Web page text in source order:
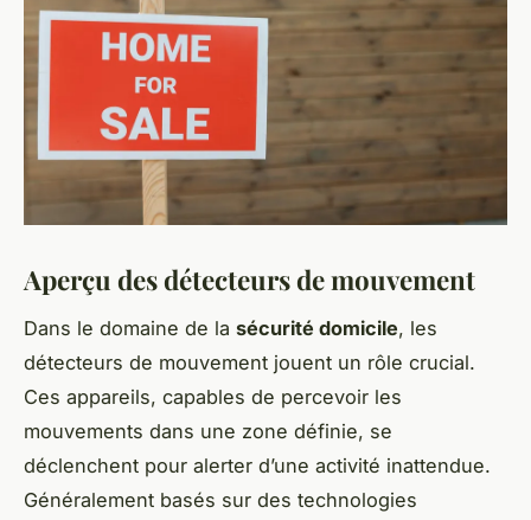
Aperçu des détecteurs de mouvement
Dans le domaine de la sécurité domicile, les
détecteurs de mouvement jouent un rôle crucial.
Ces appareils, capables de percevoir les
mouvements dans une zone définie, se
déclenchent pour alerter d’une activité inattendue.
Généralement basés sur des technologies